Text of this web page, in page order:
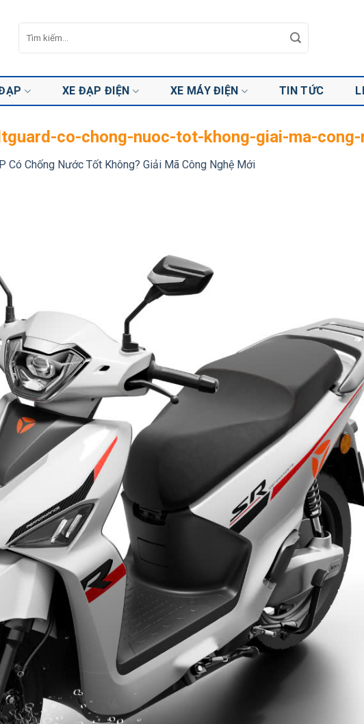
kiếm:
XE ĐẠP ĐIỆN XE MÁY ĐIỆN TIN TỨC
co-chong-nuoc-tot-khong-giai-ma-cong-
Có Chống Nước Tốt Không? Giải Mã Công Nghệ Mới